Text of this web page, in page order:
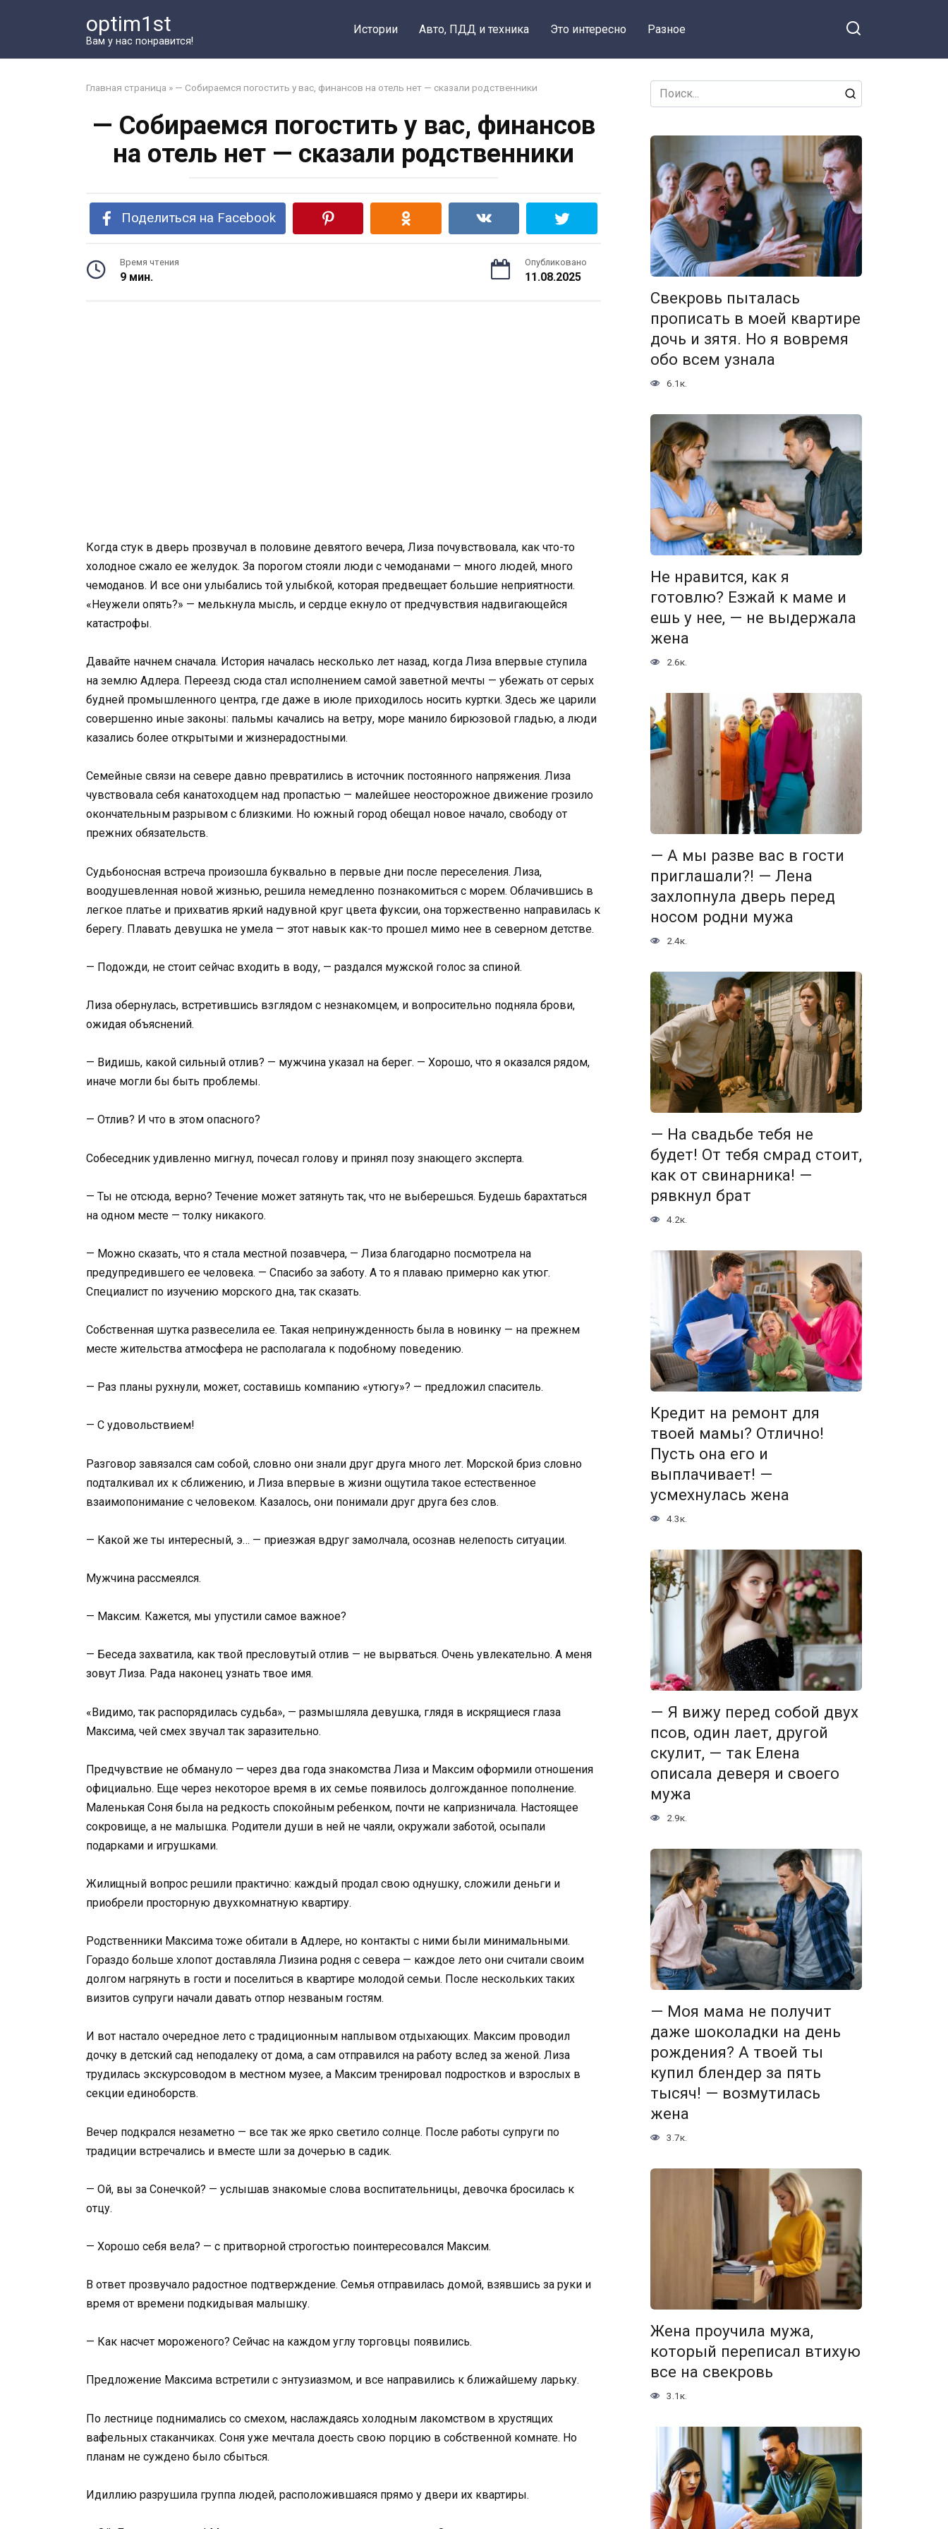
optim1st
Вам у нас понравится!
Истории Авто, ПДД и техника Это интересно Разное
Главная страница » — Собираемся погостить у вас, финансов на отель нет — сказали родственники
— Собираемся погостить у вас, финансов
на отель нет — сказали родственники
Поделиться на Facebook
Время чтения
9 мин.
Опубликовано
11.08.2025
Когда стук в дверь прозвучал в половине девятого вечера, Лиза почувствовала, как что-то
холодное сжало ее желудок. За порогом стояли люди с чемоданами — много людей, много
чемоданов. И все они улыбались той улыбкой, которая предвещает большие неприятности.
«Неужели опять?» — мелькнула мысль, и сердце екнуло от предчувствия надвигающейся
катастрофы.
Давайте начнем сначала. История началась несколько лет назад, когда Лиза впервые ступила
на землю Адлера. Переезд сюда стал исполнением самой заветной мечты — убежать от серых
будней промышленного центра, где даже в июле приходилось носить куртки. Здесь же царили
совершенно иные законы: пальмы качались на ветру, море манило бирюзовой гладью, а люди
казались более открытыми и жизнерадостными.
Семейные связи на севере давно превратились в источник постоянного напряжения. Лиза
чувствовала себя канатоходцем над пропастью — малейшее неосторожное движение грозило
окончательным разрывом с близкими. Но южный город обещал новое начало, свободу от
прежних обязательств.
Судьбоносная встреча произошла буквально в первые дни после переселения. Лиза,
воодушевленная новой жизнью, решила немедленно познакомиться с морем. Облачившись в
легкое платье и прихватив яркий надувной круг цвета фуксии, она торжественно направилась к
берегу. Плавать девушка не умела — этот навык как-то прошел мимо нее в северном детстве.
— Подожди, не стоит сейчас входить в воду, — раздался мужской голос за спиной.
Лиза обернулась, встретившись взглядом с незнакомцем, и вопросительно подняла брови,
ожидая объяснений.
— Видишь, какой сильный отлив? — мужчина указал на берег. — Хорошо, что я оказался рядом,
иначе могли бы быть проблемы.
— Отлив? И что в этом опасного?
Собеседник удивленно мигнул, почесал голову и принял позу знающего эксперта.
— Ты не отсюда, верно? Течение может затянуть так, что не выберешься. Будешь барахтаться
на одном месте — толку никакого.
— Можно сказать, что я стала местной позавчера, — Лиза благодарно посмотрела на
предупредившего ее человека. — Спасибо за заботу. А то я плаваю примерно как утюг.
Специалист по изучению морского дна, так сказать.
Собственная шутка развеселила ее. Такая непринужденность была в новинку — на прежнем
месте жительства атмосфера не располагала к подобному поведению.
— Раз планы рухнули, может, составишь компанию «утюгу»? — предложил спаситель.
— С удовольствием!
Разговор завязался сам собой, словно они знали друг друга много лет. Морской бриз словно
подталкивал их к сближению, и Лиза впервые в жизни ощутила такое естественное
взаимопонимание с человеком. Казалось, они понимали друг друга без слов.
— Какой же ты интересный, э… — приезжая вдруг замолчала, осознав нелепость ситуации.
Мужчина рассмеялся.
— Максим. Кажется, мы упустили самое важное?
— Беседа захватила, как твой пресловутый отлив — не вырваться. Очень увлекательно. А меня
зовут Лиза. Рада наконец узнать твое имя.
«Видимо, так распорядилась судьба», — размышляла девушка, глядя в искрящиеся глаза
Максима, чей смех звучал так заразительно.
Предчувствие не обмануло — через два года знакомства Лиза и Максим оформили отношения
официально. Еще через некоторое время в их семье появилось долгожданное пополнение.
Маленькая Соня была на редкость спокойным ребенком, почти не капризничала. Настоящее
сокровище, а не малышка. Родители души в ней не чаяли, окружали заботой, осыпали
подарками и игрушками.
Жилищный вопрос решили практично: каждый продал свою однушку, сложили деньги и
приобрели просторную двухкомнатную квартиру.
Родственники Максима тоже обитали в Адлере, но контакты с ними были минимальными.
Гораздо больше хлопот доставляла Лизина родня с севера — каждое лето они считали своим
долгом нагрянуть в гости и поселиться в квартире молодой семьи. После нескольких таких
визитов супруги начали давать отпор незваным гостям.
И вот настало очередное лето с традиционным наплывом отдыхающих. Максим проводил
дочку в детский сад неподалеку от дома, а сам отправился на работу вслед за женой. Лиза
трудилась экскурсоводом в местном музее, а Максим тренировал подростков и взрослых в
секции единоборств.
Вечер подкрался незаметно — все так же ярко светило солнце. После работы супруги по
традиции встречались и вместе шли за дочерью в садик.
— Ой, вы за Сонечкой? — услышав знакомые слова воспитательницы, девочка бросилась к
отцу.
— Хорошо себя вела? — с притворной строгостью поинтересовался Максим.
В ответ прозвучало радостное подтверждение. Семья отправилась домой, взявшись за руки и
время от времени подкидывая малышку.
— Как насчет мороженого? Сейчас на каждом углу торговцы появились.
Предложение Максима встретили с энтузиазмом, и все направились к ближайшему ларьку.
По лестнице поднимались со смехом, наслаждаясь холодным лакомством в хрустящих
вафельных стаканчиках. Соня уже мечтала доесть свою порцию в собственной комнате. Но
планам не суждено было сбыться.
Идиллию разрушила группа людей, расположившаяся прямо у двери их квартиры.
Search
for:
Свекровь пыталась
прописать в моей квартире
дочь и зятя. Но я вовремя
обо всем узнала
6.1к.
Не нравится, как я
готовлю? Езжай к маме и
ешь у нее, — не выдержала
жена
2.6к.
— А мы разве вас в гости
приглашали?! — Лена
захлопнула дверь перед
носом родни мужа
2.4к.
— На свадьбе тебя не
будет! От тебя смрад стоит,
как от свинарника! —
рявкнул брат
4.2к.
Кредит на ремонт для
твоей мамы? Отлично!
Пусть она его и
выплачивает! —
усмехнулась жена
4.3к.
— Я вижу перед собой двух
псов, один лает, другой
скулит, — так Елена
описала деверя и своего
мужа
2.9к.
— Моя мама не получит
даже шоколадки на день
рождения? А твоей ты
купил блендер за пять
тысяч! — возмутилась
жена
3.7к.
Жена проучила мужа,
который переписал втихую
все на свекровь
3.1к.